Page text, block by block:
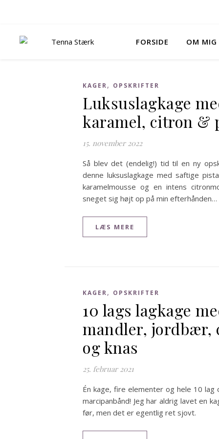
FORSIDE OM MIG
KAGER, OPSKRIFTER
Luksuslagkage
karamel, citron &
15. november 2022
Så blev det (endelig!) tid til en ny
denne luksuslagkage med saftige
karamelmousse og en intens
sneget sig højt op på min efterhånden…
LÆS MERE
KAGER, OPSKRIFTER
10 lags lagkage
mandler, jordbær,
og knas
25. februar 2021
Én kage, fire elementer og hele 10
marcipanbånd! Jeg har aldrig lavet en
før, men det er egentlig ret sjovt.